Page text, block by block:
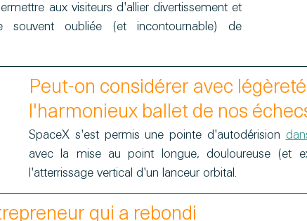
aux visiteurs d'allier divertissement et
souvent oubliée (et incontournable) de
Peut-on considérer avec légèreté
l'harmonieux ballet de nos
SpaceX s'est permis une pointe d'autodérision
avec la mise au point longue, douloureuse (et
l'atterrissage vertical d'un lanceur orbital.
qui a rebondi